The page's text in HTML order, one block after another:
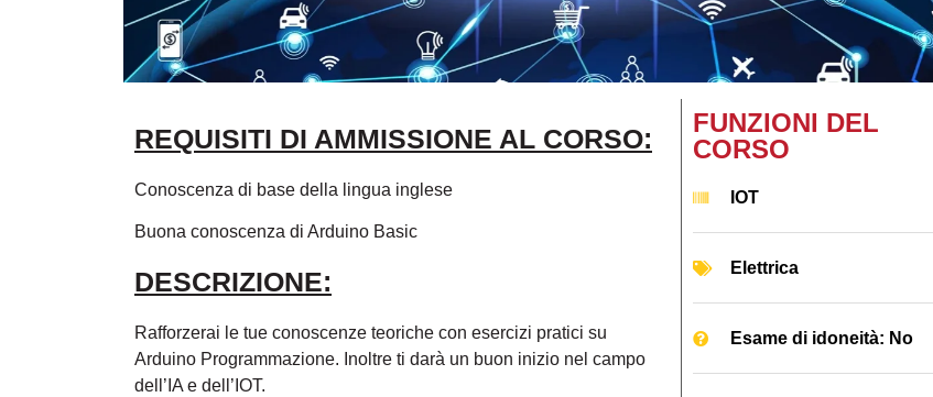
REQUISITI DI AMMISSIONE AL CORSO:
Conoscenza di base della lingua inglese
Buona conoscenza di Arduino Basic
DESCRIZIONE:
Rafforzerai le tue conoscenze teoriche con esercizi pratici su
Arduino Programmazione. Inoltre ti darà un buon inizio nel campo
dell’IA e dell’IOT.
FUNZIONI DEL
CORSO
IOT
Elettrica
Esame di idoneità: No